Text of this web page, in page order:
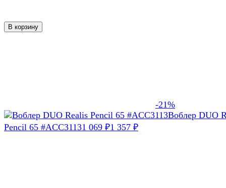
В корзину
-21%
Воблер DUO
Pencil 65 #ACC31131 069 ₽1 357 ₽